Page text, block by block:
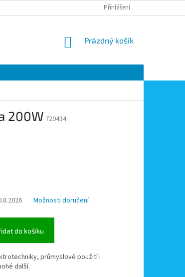
ÚDAJŮ MOJE OBJEDNÁVKA
Přihlášení
NÁKUPNÍ
Prázdný košík
200W 720434
Možnosti doručení
do košíku
průmyslové použití i
další.